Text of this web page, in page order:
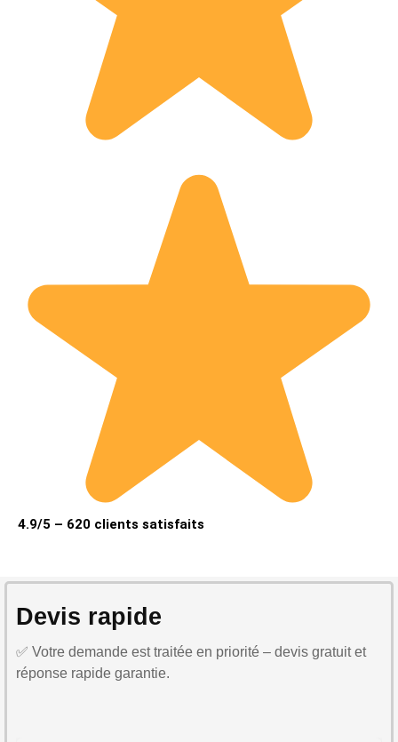
4.9/5 – 620 clients satisfaits
Devis rapide
✅ Votre demande est traitée en priorité – devis gratuit et
réponse rapide garantie.